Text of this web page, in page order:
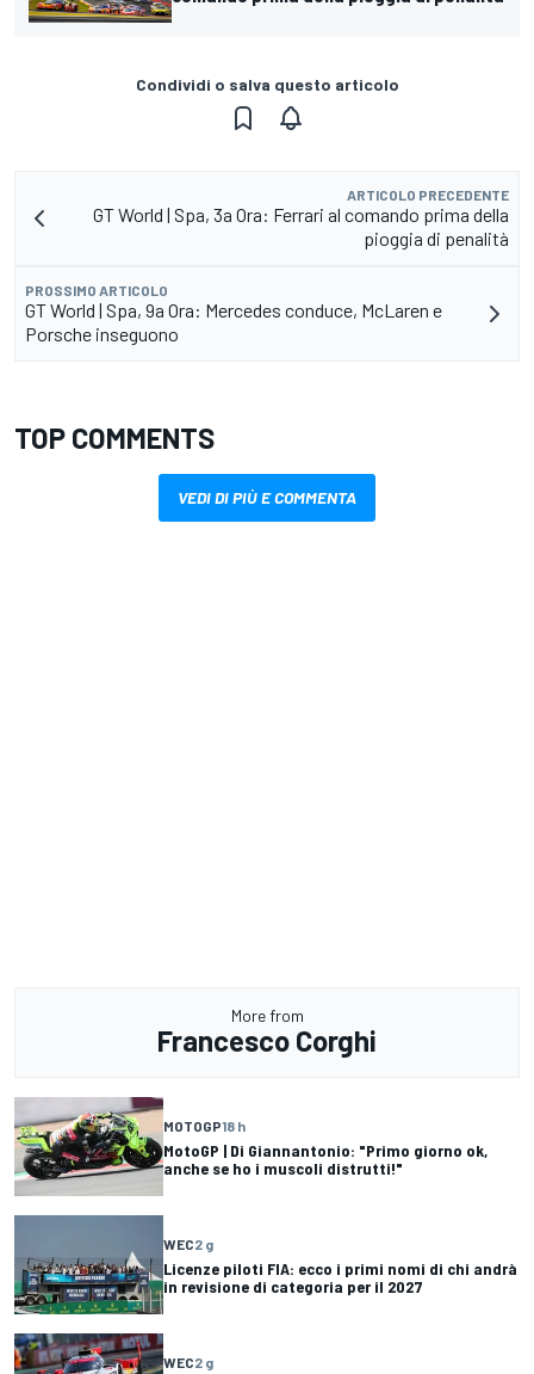
Condividi o salva questo articolo
ARTICOLO PRECEDENTE
GT World | Spa, 3a Ora: Ferrari al comando prima della
pioggia di penalità
PROSSIMO ARTICOLO
GT World | Spa, 9a Ora: Mercedes conduce, McLaren e
Porsche inseguono
TOP COMMENTS
VEDI DI PIÙ E COMMENTA
More from
Francesco Corghi
MOTOGP18 h
MotoGP | Di Giannantonio: "Primo giorno ok,
anche se ho i muscoli distrutti!"
WEC2 g
Licenze piloti FIA: ecco i primi nomi di chi andrà
in revisione di categoria per il 2027
WEC2 g